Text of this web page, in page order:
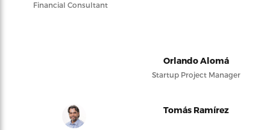
Financial Consultant
Orlando Alomá
Startup Project Manager
Tomás Ramírez